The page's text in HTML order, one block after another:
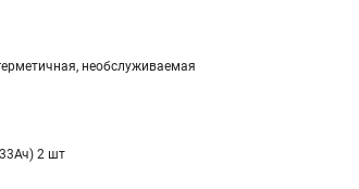
необслуживаемая
2 шт